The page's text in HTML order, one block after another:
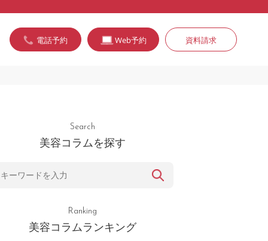
電話予約 Web予約 資料請求
Search
美容コラムを探す
Ranking
美容コラムランキング